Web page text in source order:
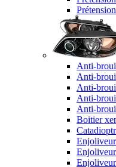
Anti-
Anti-
Anti-
Anti-
Anti-
Boitier